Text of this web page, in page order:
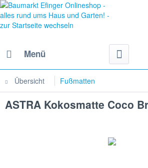
Menü
Übersicht Fußmatten
ASTRA Kokosmatte Coco